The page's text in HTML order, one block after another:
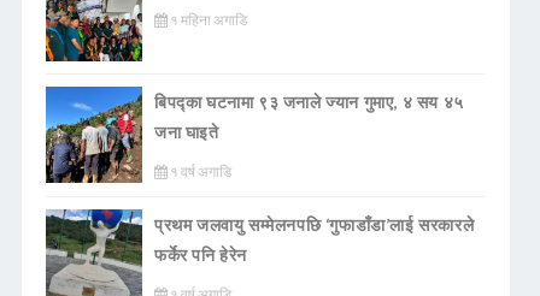
१ महिना अगाडि
बिपद्का घटनामा ९३ जनाले ज्यान गुमाए, ४ सय ४५
जना घाइते
१ वर्ष अगाडि
प्रथम जलवायु सम्मेलनपछि ‘गुफाडाँडा’लाई सरकारले
फर्केर पनि हेरेन